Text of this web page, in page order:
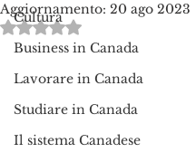
Cultura
Business in Canada
Lavorare in Canada
Studiare in Canada
Il sistema Canadese
Aggiornamento: 20 ago 2023
Valutazione NaN stelle